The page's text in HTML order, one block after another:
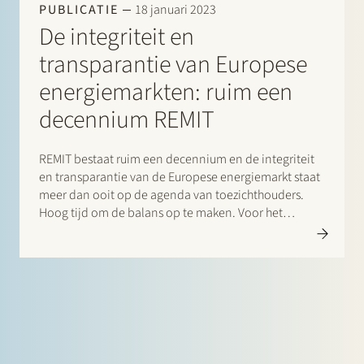
PUBLICATIE 18 januari 2023
De integriteit en
transparantie van Europese
energiemarkten: ruim een
decennium REMIT
REMIT bestaat ruim een decennium en de integriteit
en transparantie van de Europese energiemarkt staat
meer dan ooit op de agenda van toezichthouders.
Hoog tijd om de balans op te maken. Voor het